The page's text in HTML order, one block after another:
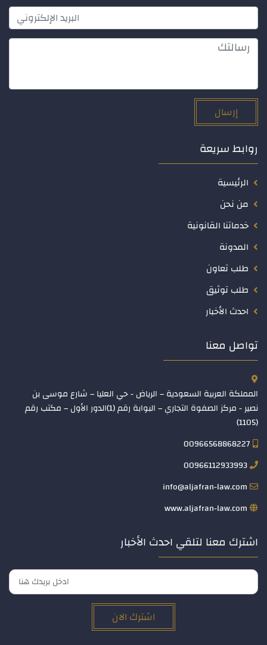
إرسال
روابط سريعة
الرئيسية
من نحن
خدماتنا القانونية
المدونة
طلب تعاون
طلب توثيق
احدث الأخبار
تواصل معنا
المملكة العربية السعودية – الرياض - حي العليا – شارع موسى بن
نصير - مركز الصفوة التجاري – البوابة رقم (1)الدور الأول – مكتب رقم
(1105)
00966568868227
00966112933993
info@aljafran-law.com
www.aljafran-law.com
اشترك معنا لتلقي احدث الأخبار
اشترك الان